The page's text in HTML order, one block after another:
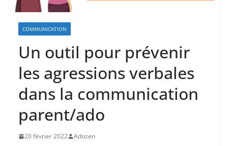
COMMUNICATION
Un outil pour prévenir
les agressions verbales
dans la communication
parent/ado
20 février 2022 Adozen